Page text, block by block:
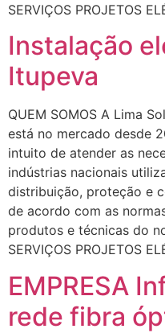
SERVIÇOS PROJETOS
Instalação
Itupeva
QUEM SOMOS A Lima
está no mercado desde
intuito de atender as
indústrias nacionais
distribuição, proteção e
de acordo com as
produtos e técnicas do
SERVIÇOS PROJETOS
EMPRESA
rede fibra